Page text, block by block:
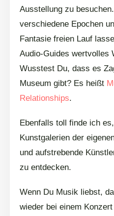
Ausstellung zu
verschiedene Epochen
Fantasie freien Lauf
Audio-Guides wertvolles
Wusstest Du, dass es
Museum gibt? Es heißt
Relationships.
Ebenfalls toll finde ich
Kunstgalerien der
und aufstrebende
zu entdecken.
Wenn Du Musik liebst,
wieder bei einem